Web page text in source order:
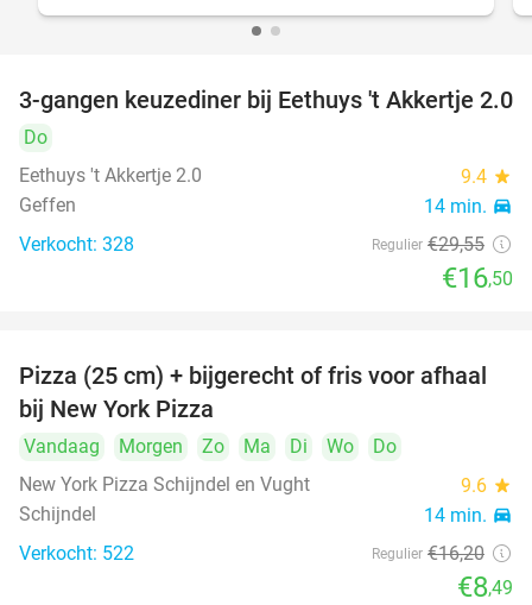
44%
3-gangen keuzediner bij Eethuys 't Akkertje 2.0
Do
Eethuys 't Akkertje 2.0
9.4 star
Geffen 14 min. directions_car
Verkocht: 328 Regulier €29,55
€16,50
48%
Pizza (25 cm) + bijgerecht of fris voor afhaal
bij New York Pizza
Vandaag Morgen Zo Ma Di Wo
Do
New York Pizza Schijndel en Vught
9.6 star
Schijndel 14 min. directions_car
Verkocht: 522 Regulier €16,20
€8,49